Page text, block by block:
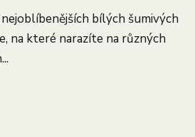
bílých šumivých
na které narazíte na různých